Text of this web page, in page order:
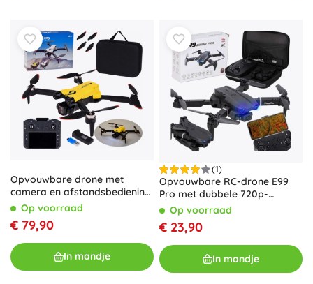
Opvouwbare drone met
camera en afstandsbediening
met geheugenkaart
Op voorraad
€ 79,90
In mandje
(1)
Opvouwbare RC-drone E99
Pro met dubbele 720p-
camera en headless‑modus
Op voorraad
€ 23,90
In mandje